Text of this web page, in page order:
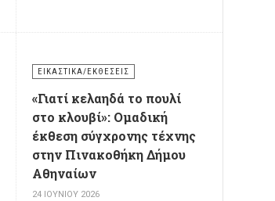
ΕΙΚΑΣΤΙΚΆ/ΕΚΘΈΣΕΙΣ
«Γιατί κελαηδά το πουλί
στο κλουβί»: Ομαδική
έκθεση σύγχρονης τέχνης
στην Πινακοθήκη Δήμου
Αθηναίων
24 ΙΟΥΝΊΟΥ 2026